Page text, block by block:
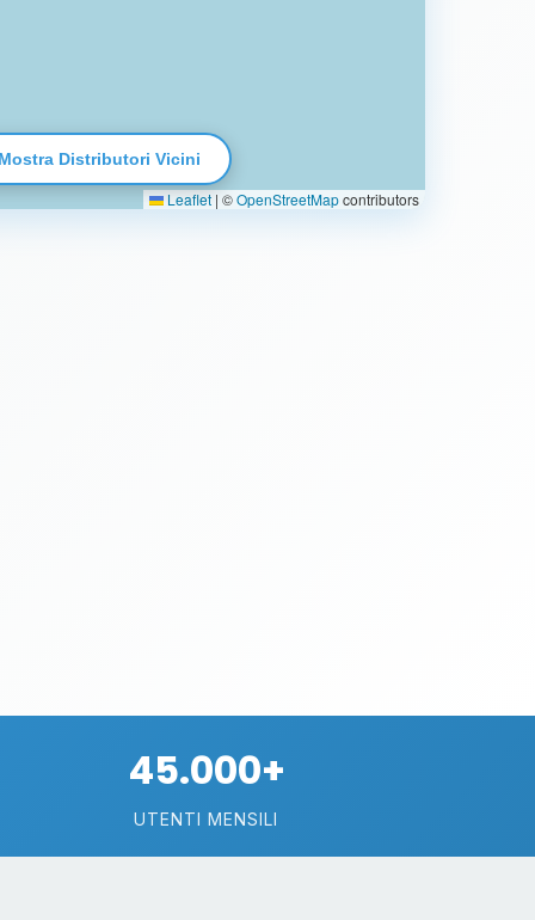
Leaflet | ©OpenStreetMapcontributors
Mostra Distributori Vicini
45.000+
UTENTI MENSILI